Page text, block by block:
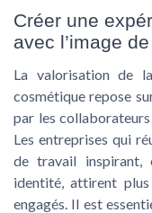
Créer une
avec l’image
La valorisation de
cosmétique repose
par les
Les entreprises qui
de travail inspirant,
identité, attirent
engagés. Il est